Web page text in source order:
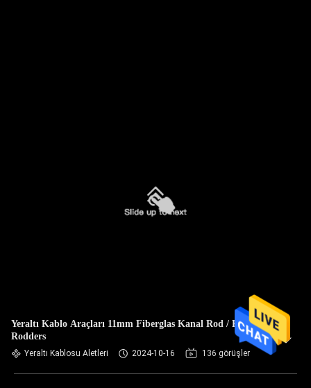
Yeraltı Kablo Araçları 11mm Fiberglas Kanal Rod / Kanal
Rodders
Yeraltı Kablosu Aletleri 2024-10-16 136 görüşler